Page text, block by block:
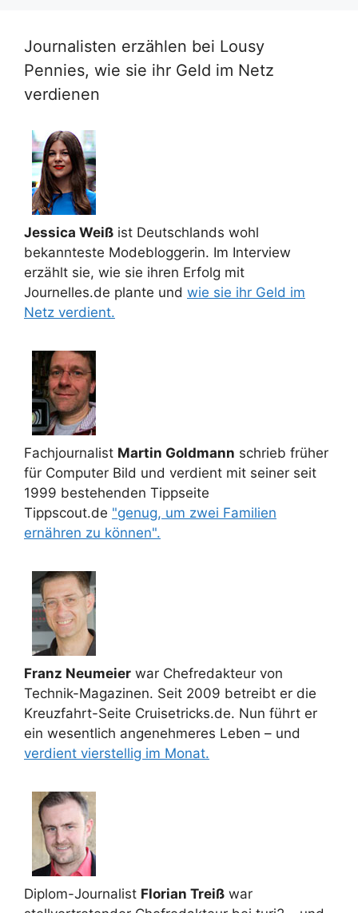
Journalisten erzählen bei Lousy
Pennies, wie sie ihr Geld im Netz
verdienen
Jessica Weiß ist Deutschlands wohl
bekannteste Modebloggerin. Im Interview
erzählt sie, wie sie ihren Erfolg mit
Journelles.de plante und wie sie ihr Geld im
Netz verdient.
Fachjournalist Martin Goldmann schrieb früher
für Computer Bild und verdient mit seiner seit
1999 bestehenden Tippseite
Tippscout.de "genug, um zwei Familien
ernähren zu können".
Franz Neumeier war Chefredakteur von
Technik-Magazinen. Seit 2009 betreibt er die
Kreuzfahrt-Seite Cruisetricks.de. Nun führt er
ein wesentlich angenehmeres Leben – und
verdient vierstellig im Monat.
Diplom-Journalist Florian Treiß war